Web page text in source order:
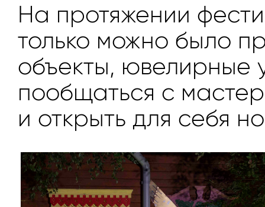
На протяжении
только можно было
объекты, ювелирные
пообщаться с
и открыть для себя